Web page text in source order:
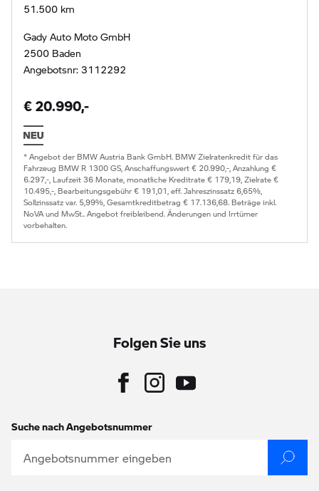
51.500 km
Gady Auto Moto GmbH
2500 Baden
Angebotsnr: 3112292
€ 20.990,-
* Angebot der BMW Austria Bank GmbH. BMW Zielratenkredit für das
Fahrzeug BMW R 1300 GS, Anschaffungswert € 20.990,-, Anzahlung €
6.297,-, Laufzeit 36 Monate, monatliche Kreditrate € 179,19, Zielrate €
10.495,-, Bearbeitungsgebühr € 191,01, eff. Jahreszinssatz 6,65%,
Sollzinssatz var. 5,99%, Gesamtkreditbetrag € 17.136,68. Beträge inkl.
NoVA und MwSt.. Angebot freibleibend. Änderungen und Irrtümer
vorbehalten.
Folgen Sie uns
Suche nach Angebotsnummer